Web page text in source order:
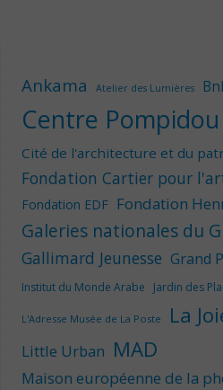
Ankama Atelier des Lumières
Centre Pompidou
Cité de l'architecture et du
Fondation Cartier pour
Fondation EDF Fondation
Galeries nationales du
Gallimard Jeunesse Grand
Institut du Monde Arabe Jardin des
L'Adresse Musée de La Poste La
Little Urban MAD
Maison européenne de la